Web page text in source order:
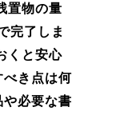
置物の量
完了しま
くと安心
べき点は何
必要な書